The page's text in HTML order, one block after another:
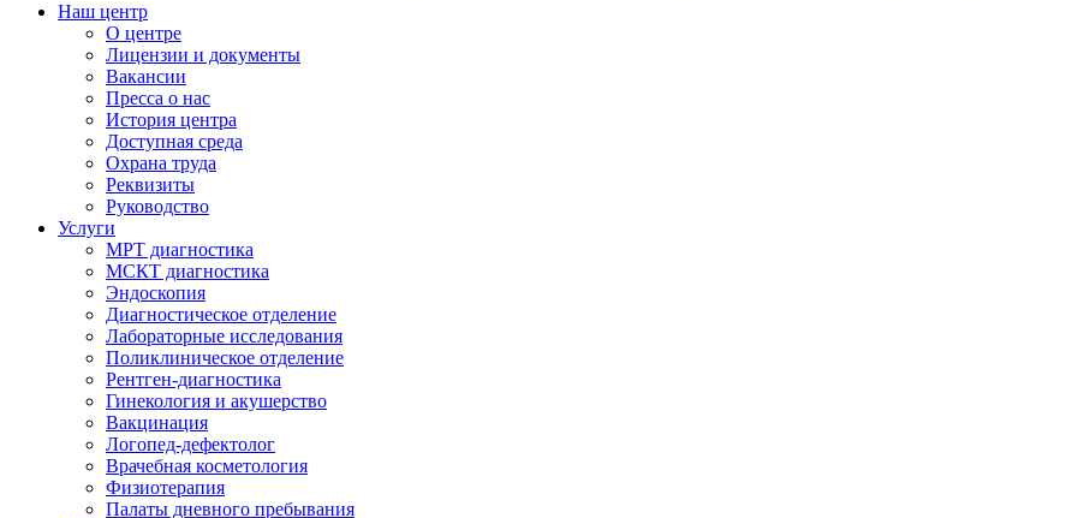
Наш центр
О центре
Лицензии и документы
Вакансии
Пресса о нас
История центра
Доступная среда
Охрана труда
Реквизиты
Руководство
Услуги
МРТ диагностика
МСКТ диагностика
Эндоскопия
Диагностическое отделение
Лабораторные исследования
Поликлиническое отделение
Рентген-диагностика
Гинекология и акушерство
Вакцинация
Логопед-дефектолог
Врачебная косметология
Физиотерапия
Палаты дневного пребывания